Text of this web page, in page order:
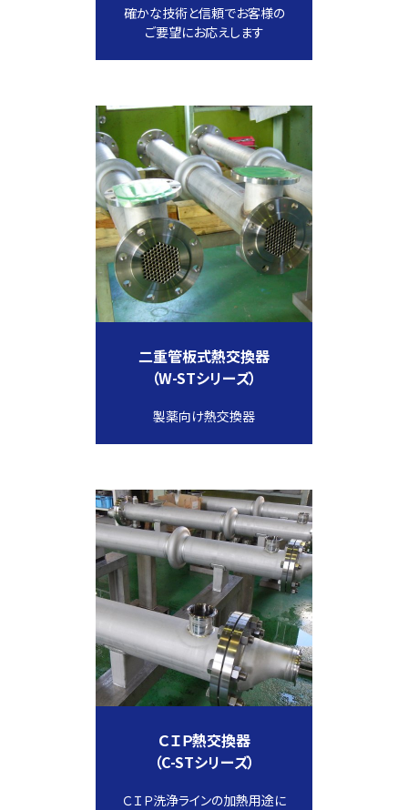
確かな技術と信頼でお客様の
ご要望にお応えします
二重管板式熱交換器
（W-STシリーズ）
製薬向け熱交換器
ＣＩＰ熱交換器
（C-STシリーズ）
ＣＩＰ洗浄ラインの加熱用途に